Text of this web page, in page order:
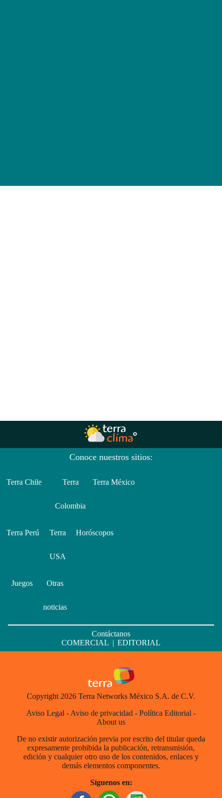
Conoce nuestros sitios:
Terra Chile Terra
Colombia
Terra México
Terra Perú Terra
USA
Horóscopos
Juegos Otras
noticias
Contáctanos
COMERCIAL | EDITORIAL
Copyright 2026 Terra Networks México S.A. de C.V.
Aviso Legal - Aviso de privacidad - Política Editorial -
About us
De no existir autorización previa por escrito del titular queda
expresamente prohibida la publicación, retransmisión,
edición y cualquier otro uso de los contenidos, enlaces y
demás elementos componentes.
Síguenos en: